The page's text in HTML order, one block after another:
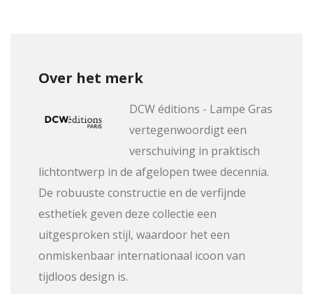
Over het merk
DCW éditions - Lampe Gras
vertegenwoordigt een
verschuiving in praktisch
lichtontwerp in de afgelopen twee decennia.
De robuuste constructie en de verfijnde
esthetiek geven deze collectie een
uitgesproken stijl, waardoor het een
onmiskenbaar internationaal icoon van
tijdloos design is.